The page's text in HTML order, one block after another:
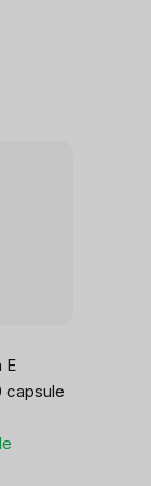
E
capsule